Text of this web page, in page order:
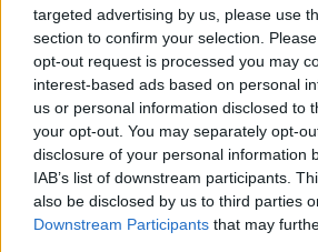
targeted advertising by us, please use
section to confirm your selection.
opt-out request is processed you may
interest-based ads based on personal
us or personal information disclosed to
your opt-out. You may separately opt-
disclosure of your personal information
IAB’s list of downstream participants.
also be disclosed by us to third parties
Downstream Participants that may
Chanson sans vidéo
Chanson sans vidéo